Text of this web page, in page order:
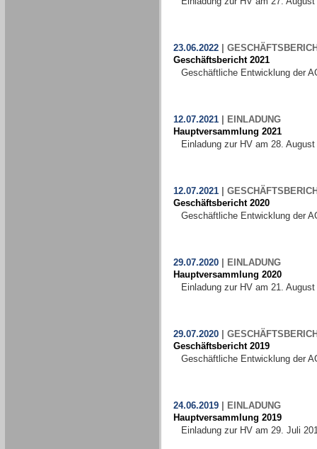
23.06.2022|
Geschäftsbericht 2021
Geschäftliche Entwicklung der
12.07.2021|
EINLADUNG
Hauptversammlung 2021
Einladung zur HV am 28. August
12.07.2021|
Geschäftsbericht 2020
Geschäftliche Entwicklung der
29.07.2020|
EINLADUNG
Hauptversammlung 2020
Einladung zur HV am 21. August
29.07.2020|
Geschäftsbericht 2019
Geschäftliche Entwicklung der
24.06.2019|
EINLADUNG
Hauptversammlung 2019
Einladung zur HV am 29. Juli